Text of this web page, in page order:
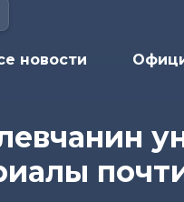
новости